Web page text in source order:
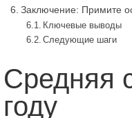
Заключение: Примите
Ключевые выводы
Следующие шаги
Средняя
году